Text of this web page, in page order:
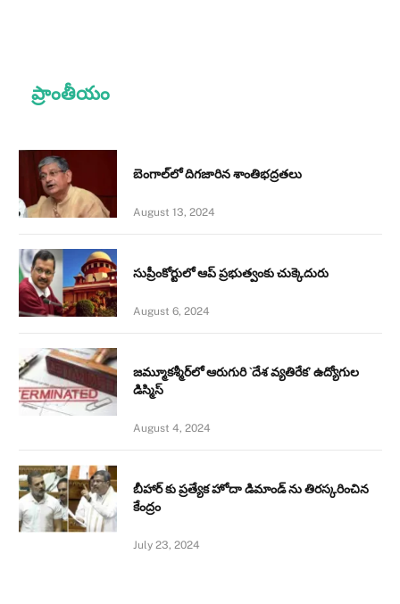
ప్రాంతీయం
బెంగాల్‌లో దిగజారిన శాంతిభద్రతలు
August 13, 2024
సుప్రీంకోర్టులో ఆప్ ప్రభుత్వంకు చుక్కెదురు
August 6, 2024
జమ్మూకశ్మీర్‌లో ఆరుగురి `దేశ వ్యతిరేక’ ఉద్యోగుల
డిస్మిస్‌
August 4, 2024
బీహార్ కు ప్రత్యేక హోదా డిమాండ్ ను తిరస్కరించిన
కేంద్రం
July 23, 2024